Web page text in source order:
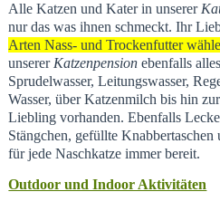
Alle Katzen und Kater in unserer
nur das was ihnen schmeckt. Ihr
Arten Nass- und Trockenfutter
unserer Katzenpension ebenfalls
Sprudelwasser, Leitungswasser,
Wasser, über Katzenmilch bis hin
Liebling vorhanden. Ebenfalls
Stängchen, gefüllte
für jede Naschkatze immer bereit.
Outdoor und Indoor Aktivitäten